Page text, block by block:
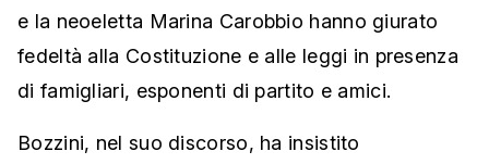
e la neoeletta Marina Carobbio hanno giurato
fedeltà alla Costituzione e alle leggi in presenza
di famigliari, esponenti di partito e amici.
Bozzini, nel suo discorso, ha insistito